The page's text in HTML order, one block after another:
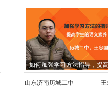
如何加强学习方法指导，提
山东济南历城二中